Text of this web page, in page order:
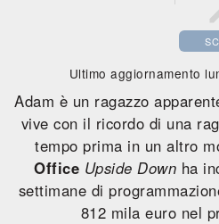
Ultimo aggiornamento
Adam è un ragazzo
vive con il ricordo di una
tempo prima in un altro
Office Upside Down ha
settimane di
812 mila euro nel